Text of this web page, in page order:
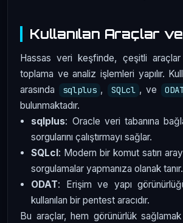
Kullanılan Araçlar
Hassas veri keşfinde, çeşitli araçlar
toplama ve analiz işlemleri yapılır.
arasında
sqlplus , SQLcl , ve
bulunmaktadır.
sqlplus: Oracle veri tabanına
sorgularını çalıştırmayı sağlar.
SQLcl : Modern bir komut satırı
sorgulamalar yapmanıza olanak tanır.
ODAT: Erişim ve yapı
kullanılan bir pentest aracıdır.
Bu araçlar, hem görünürlük